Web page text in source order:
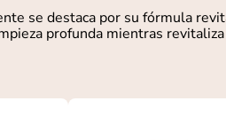
se destaca por su fórmula
profunda mientras